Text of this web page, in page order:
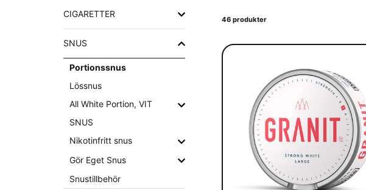
CIGARETTER
SNUS
Portionssnus
Lössnus
All White Portion, VIT
SNUS
Nikotinfritt snus
Gör Eget Snus
Snustillbehör
46 produkter